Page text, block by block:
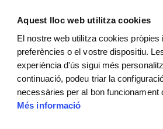
Aquest lloc web utilitza cookies
El nostre web utilitza cookies
preferències o el vostre dispositiu.
experiència d'ús sigui més
continuació, podeu triar la
necessàries per al bon funcionament
Més informació